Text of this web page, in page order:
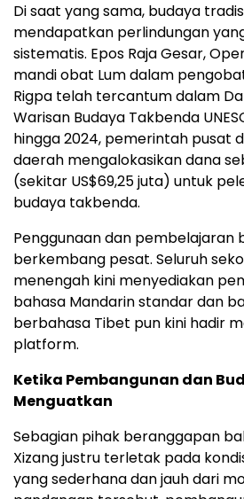
Di saat yang sama, budaya
mendapatkan perlindungan
sistematis. Epos Raja Gesar,
mandi obat Lum dalam
Rigpa telah tercantum dalam
Warisan Budaya Takbenda
hingga 2024, pemerintah pusat
daerah mengalokasikan dana
(sekitar US$69,25 juta) untuk
budaya takbenda.
Penggunaan dan pembelajaran
berkembang pesat. Seluruh
menengah kini menyediakan
bahasa Mandarin standar dan
berbahasa Tibet pun kini hadir
platform.
Ketika Pembangunan dan
Menguatkan
Sebagian pihak beranggapan
Xizang justru terletak pada
yang sederhana dan jauh dari